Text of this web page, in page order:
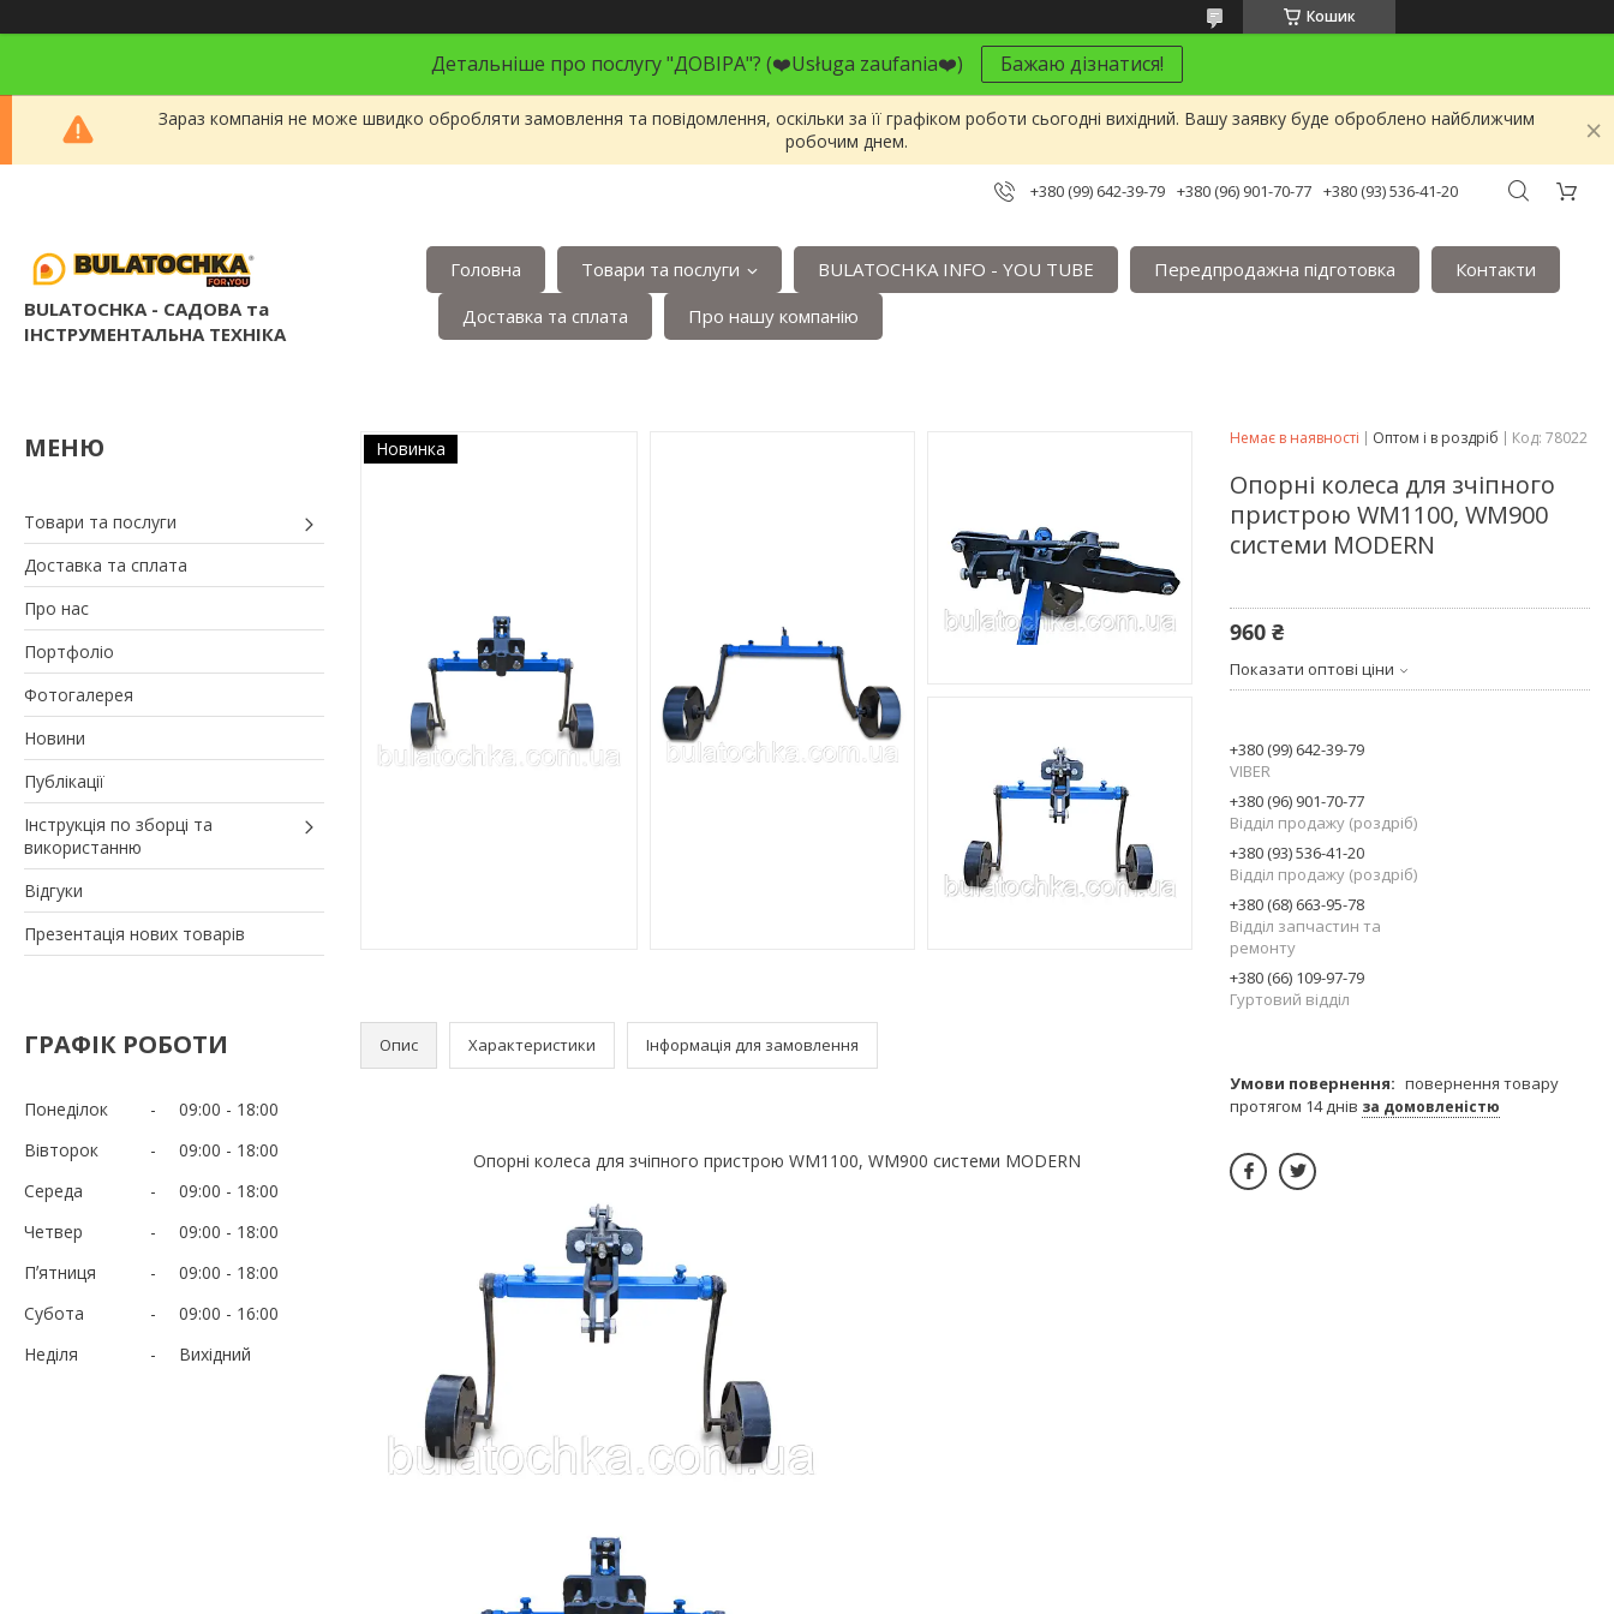
Кошик
Детальніше про послугу "ДОВІРА"? (❤️Usługa zaufania❤️) Бажаю дізнатися!
Зараз компанія не може швидко обробляти замовлення та повідомлення, оскільки за її графіком роботи сьогодні вихідний. Вашу заявку буде оброблено найближчим
робочим днем.
+380 (99) 642-39-79 +380 (96) 901-70-77 +380 (93) 536-41-20
BULATOCHKA - САДОВА та
ІНСТРУМЕНТАЛЬНА ТЕХНІКА
Головна Товари та послуги BULATOCHKA INFO - YOU TUBE Передпродажна підготовка
Контакти
Доставка та сплата
Про нашу компанію
Товари та послуги
Доставка та сплата
Про нас
Портфоліо
Фотогалерея
Новини
Публікації
Інструкція по зборці та
використанню
Відгуки
Презентація нових товарів
ГРАФІК РОБОТИ
Понеділок 09:00
18:00
Вівторок
09:00
18:00
Середа
09:00
18:00
Четвер
09:00
18:00
Пʼятниця
09:00
18:00
Субота
09:00
16:00
Неділя
Вихідний
Новинка
Опис Характеристики Інформація для замовлення
Опорні колеса для зчіпного пристрою WM1100, WM900 системи MODERN
Немає в наявності Оптом і в роздріб Код: 78022
Опорні колеса для зчіпного
пристрою WM1100, WM900
системи MODERN
960 ₴
Показати оптові ціни
+380 (99) 642-39-79
VIBER
+380 (96) 901-70-77
Відділ продажу (роздріб)
+380 (93) 536-41-20
Відділ продажу (роздріб)
+380 (68) 663-95-78
Відділ запчастин та
ремонту
+380 (66) 109-97-79
Гуртовий відділ
повернення товару
протягом 14 днів за домовленістю